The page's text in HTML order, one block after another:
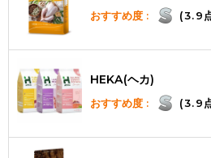
おすすめ度 : (3.9
HEKA(ヘカ)
おすすめ度 : (3.9